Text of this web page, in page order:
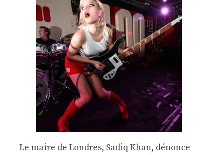
Le maire de Londres, Sadiq Khan, dénonce